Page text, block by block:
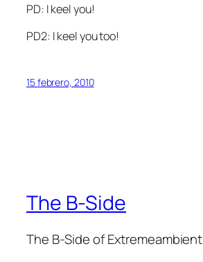
PD: I keel you!
PD2: I keel you too!
15 febrero, 2010
The B-Side
The B-Side of Extremeambient